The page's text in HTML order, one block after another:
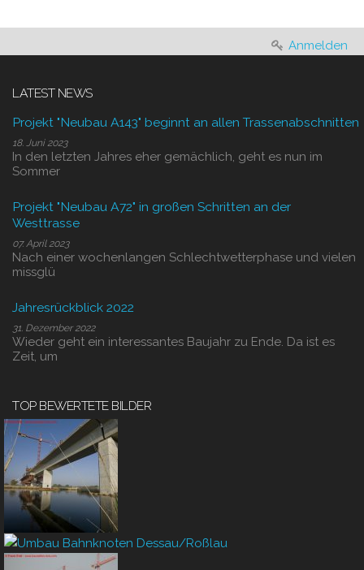
Anmelden
LATEST NEWS
Projekt "Neubau A143" beginnt an allen Trassenabschnitten
18. Juni 2023
In den letzten Jahres eher gemächlich, geht es nun im
Sommer
Projekt "Neubau A72" in großen Schritten an der
Westtrasse
07. April 2023
Nach einer wochenlangen Schlechtwetterphase und vielen
missglü
Jahresrückblick 2022
31. Dezember 2022
Wieder geht ein interessantes Baujahr zu Ende. Da ist es
Zeit, um
TOP BEWERTETE BILDER